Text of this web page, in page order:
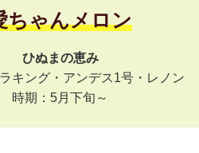
ちゃんメロン
ひぬまの恵み
キング・アンデス1号・レノン
時期：5月下旬～